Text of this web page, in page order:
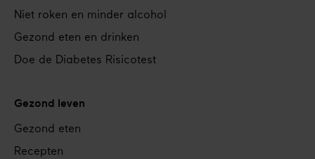
Niet roken en minder alcohol
Gezond eten en drinken
Doe de Diabetes Risicotest
Gezond leven
Gezond eten
Recepten